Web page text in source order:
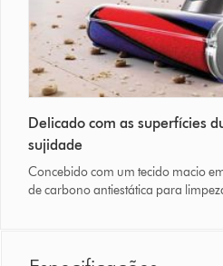
Delicado com as superfícies
sujidade
Concebido com um tecido macio
de carbono antiestática para